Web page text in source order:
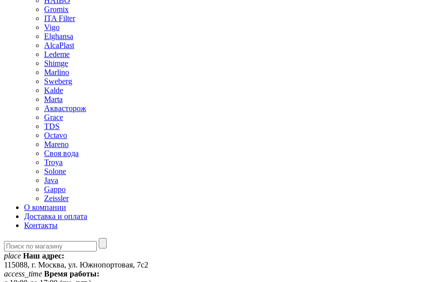
Gromix
ITA Filter
Vigo
Elghansa
AlcaPlast
Ledeme
Shimge
Marlino
Sweberg
Kalde
Marta
Аквасторож
Grace
TDS
Octavo
Mareno
Своя вода
Troya
Solone
Java
Gappo
Zeissler
О компании
Доставка и оплата
Контакты
place Наш адрес:
115088, г. Москва, ул. Южнопортовая, 7с2
access_time Время работы: